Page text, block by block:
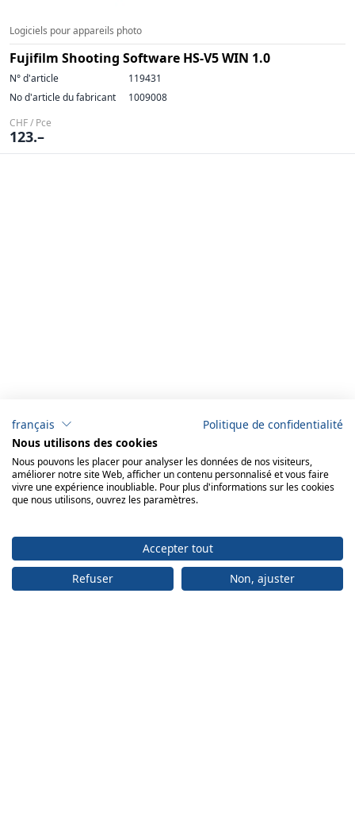
Logiciels pour appareils photo
Fujifilm Shooting Software HS-V5 WIN 1.0
N° d'article
119431
No d'article du fabricant
1009008
CHF / Pce
123.–
ADRESSE
français
Politique de confidentialité
Nous utilisons des cookies
Nous pouvons les placer pour analyser les données de nos visiteurs,
améliorer notre site Web, afficher un contenu personnalisé et vous faire
vivre une expérience inoubliable. Pour plus d'informations sur les cookies
que nous utilisons, ouvrez les paramètres.
Accepter tout
Refuser
Non, ajuster